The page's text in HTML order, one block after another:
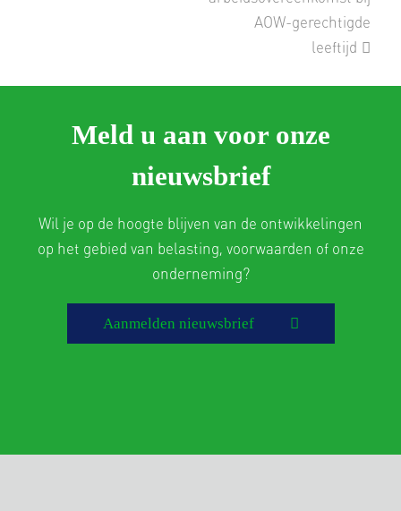
AOW-gerechtigde
leeftijd
Meld u aan voor onze
nieuwsbrief
Wil je op de hoogte blijven van de ontwikkelingen
op het gebied van belasting, voorwaarden of onze
onderneming?
Aanmelden nieuwsbrief